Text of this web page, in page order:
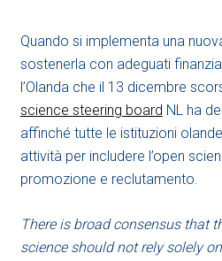
Quando si implementa una
sostenerla con adeguati
l’Olanda che il 13 dicembre
science steering board NL ha
affinché tutte le istituzioni
attività per includere l’open
promozione e reclutamento.
There is broad consensus that
science should not rely solely